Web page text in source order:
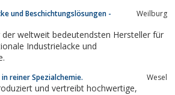
und Beschichtungslösungen -
Weilburg
der weltweit bedeutendsten Hersteller für
Industrielacke und
reiner Spezialchemie. Wesel